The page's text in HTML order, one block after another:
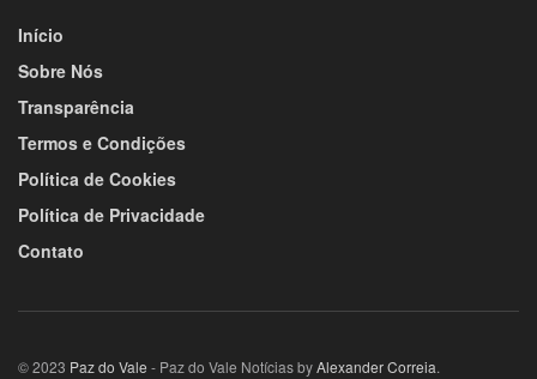
Início
Sobre Nós
Transparência
Termos e Condições
Política de Cookies
Política de Privacidade
Contato
© 2023 Paz do Vale - Paz do Vale Notícias byAlexander Correia.